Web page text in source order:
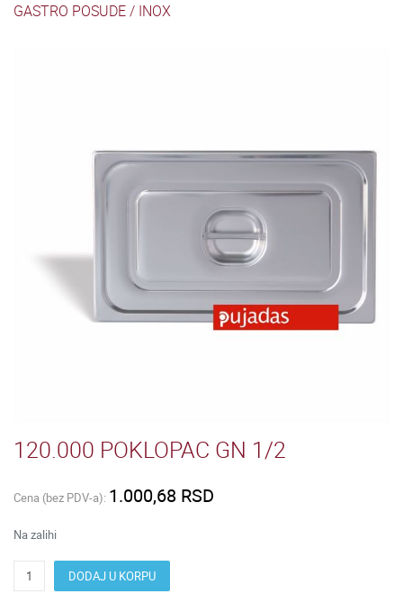
GASTRO POSUDE/ INOX
120.000 POKLOPAC GN 1/2
Cena (bez PDV-a): 1.000,68 RSD
Na zalihi
DODAJ U KORPU